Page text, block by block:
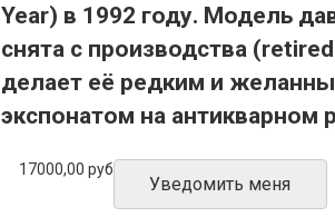
Year) в 1992 году. Модель
снята с производства
делает её редким и
экспонатом на антикварном
17000,00 руб
Уведомить меня